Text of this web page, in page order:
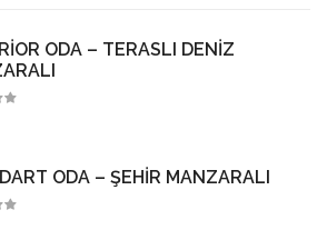
ODA – TERASLI DENIZ
ODA – ŞEHIR MANZARALI